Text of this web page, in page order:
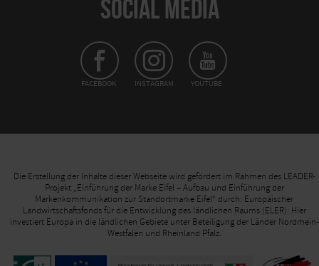
SOCIAL MEDIA
FACEBOOK INSTAGRAM YOUTUBE
Die Erstellung der Inhalte dieser Webseite wird gefördert im Rahmen des LEADER-
Projekt „Einführung der Marke Eifel – Aufbau und Einführung der
Markenkommunikation zur Standortmarke Eifel“ durch: Europäischer
Landwirtschaftsfonds für die Entwicklung des ländlichen Raums (ELER): Hier
investiert Europa in die ländlichen Gebiete unter Beteiligung der Länder Nordrhein-
Westfalen und Rheinland Pfalz.